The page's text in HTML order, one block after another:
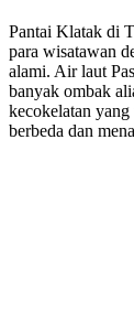
Pantai Klatak di
para wisatawan
alami. Air laut
banyak ombak
kecokelatan
berbeda dan